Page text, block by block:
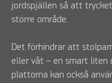
jordspjällen så att
större område.
Det förhindrar att
eller våt – en smart liten
plattorna kan också